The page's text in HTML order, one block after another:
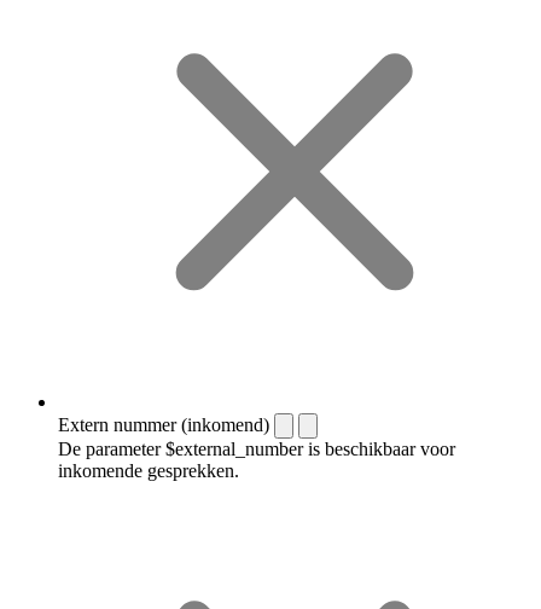
Extern nummer (inkomend)
De parameter $external_number is beschikbaar voor
inkomende gesprekken.